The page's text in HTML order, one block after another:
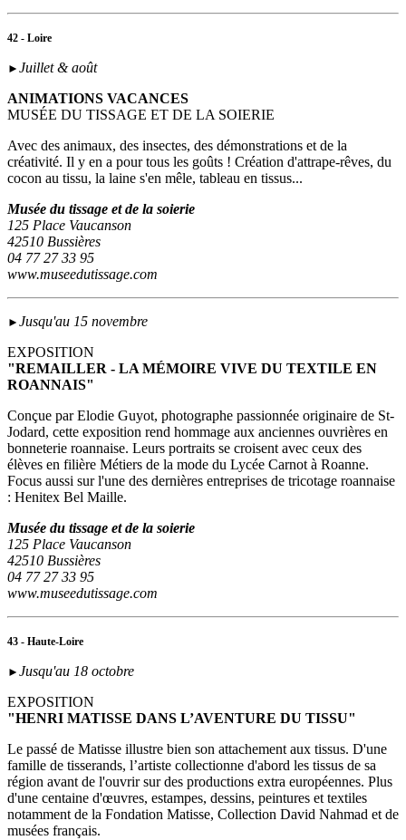
42 - Loire
► Juillet & août
ANIMATIONS VACANCES
MUSÉE DU TISSAGE ET DE LA SOIERIE
Avec des animaux, des insectes, des démonstrations et de la
créativité. Il y en a pour tous les goûts ! Création d'attrape-rêves, du
cocon au tissu, la laine s'en mêle, tableau en tissus...
Musée du tissage et de la soierie
125 Place Vaucanson
42510 Bussières
04 77 27 33 95
www.museedutissage.com
► Jusqu'au 15 novembre
EXPOSITION
"REMAILLER - LA MÉMOIRE VIVE DU TEXTILE EN
ROANNAIS"
Conçue par Elodie Guyot, photographe passionnée originaire de St-
Jodard, cette exposition rend hommage aux anciennes ouvrières en
bonneterie roannaise. Leurs portraits se croisent avec ceux des
élèves en filière Métiers de la mode du Lycée Carnot à Roanne.
Focus aussi sur l'une des dernières entreprises de tricotage roannaise
: Henitex Bel Maille.
Musée du tissage et de la soierie
125 Place Vaucanson
42510 Bussières
04 77 27 33 95
www.museedutissage.com
43 - Haute-Loire
► Jusqu'au 18 octobre
EXPOSITION
"HENRI MATISSE DANS L’AVENTURE DU TISSU"
Le passé de Matisse illustre bien son attachement aux tissus. D'une
famille de tisserands, l’artiste collectionne d'abord les tissus de sa
région avant de l'ouvrir sur des productions extra européennes. Plus
d'une centaine d'œuvres, estampes, dessins, peintures et textiles
notamment de la Fondation Matisse, Collection David Nahmad et de
musées français.